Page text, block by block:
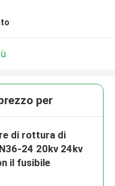
per
di rottura di
24 20kv 24kv
il fusibile